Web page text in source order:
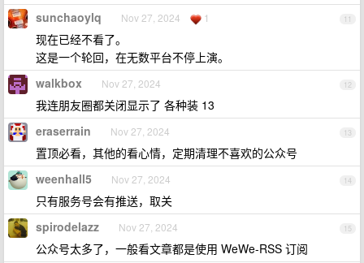
11
sunchaoylq Nov 27, 2024 1
现在已经不看了。
这是一个轮回，在无数平台不停上演。
12
walkbox Nov 27, 2024
我连朋友圈都关闭显示了 各种装 13
13
eraserrain Nov 27, 2024
置顶必看，其他的看心情，定期清理不喜欢的公众号
14
weenhall5 Nov 27, 2024
只有服务号会有推送，取关
15
spirodelazz Nov 27, 2024
公众号太多了，一般看文章都是使用 WeWe-RSS 订阅